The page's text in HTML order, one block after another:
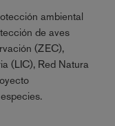
ambiental
de aves
(ZEC),
(LIC), Red Natura